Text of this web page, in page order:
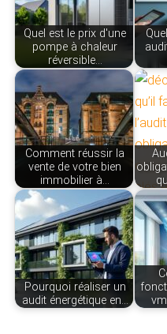
Quel est le prix d'une
pompe à chaleur
réversible…
Comment réussir la
vente de votre bien
immobilier à…
Pourquoi réaliser un
audit énergétique en…